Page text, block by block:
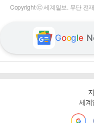
Copyright ⓒ 세계일보. 무단 전
Google
세계